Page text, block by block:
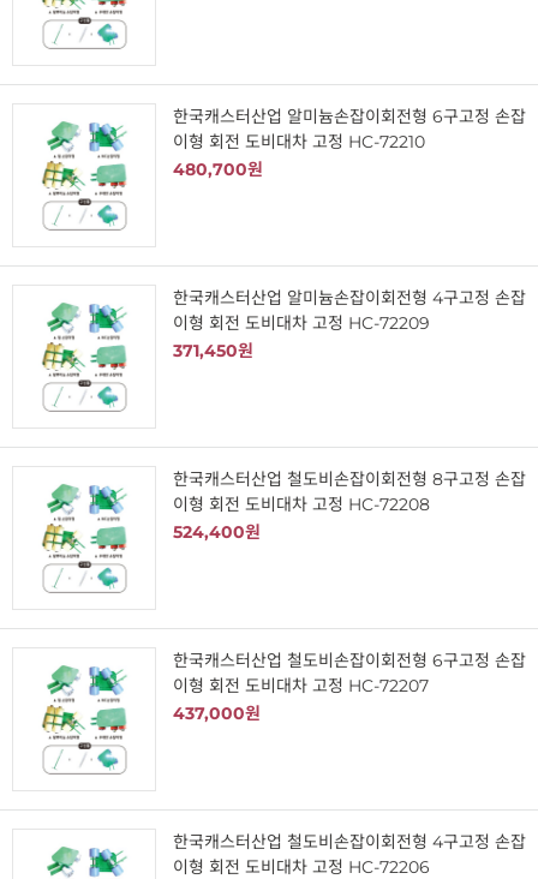
한국캐스터산업 알미늄손잡이회전형 6구고정 손잡
이형 회전 도비대차 고정 HC-72210
480,700원
한국캐스터산업 알미늄손잡이회전형 4구고정 손잡
이형 회전 도비대차 고정 HC-72209
371,450원
한국캐스터산업 철도비손잡이회전형 8구고정 손잡
이형 회전 도비대차 고정 HC-72208
524,400원
한국캐스터산업 철도비손잡이회전형 6구고정 손잡
이형 회전 도비대차 고정 HC-72207
437,000원
한국캐스터산업 철도비손잡이회전형 4구고정 손잡
이형 회전 도비대차 고정 HC-72206